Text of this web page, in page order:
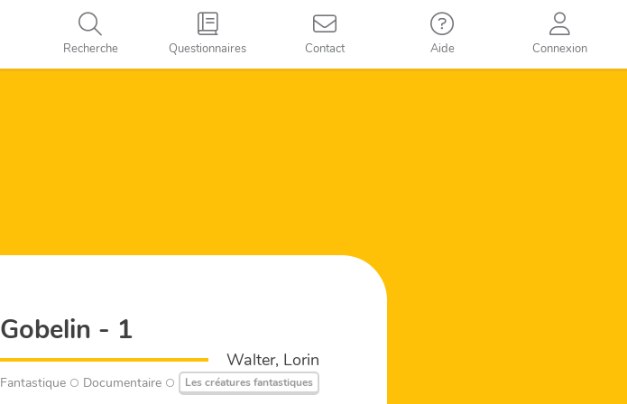
Recherche Questionnaires Contact Aide Connexion
Gobelin - 1
Walter, Lorin
Fantastique Documentaire Les créatures fantastiques